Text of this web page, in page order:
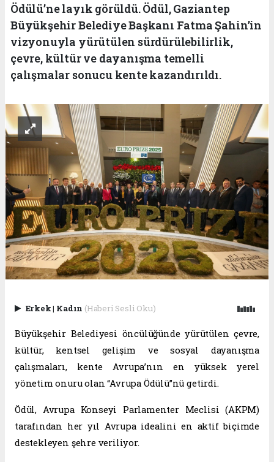
Ödülü’ne layık görüldü. Ödül, Gaziantep
Büyükşehir Belediye Başkanı Fatma Şahin’in
vizyonuyla yürütülen sürdürülebilirlik,
çevre, kültür ve dayanışma temelli
çalışmalar sonucu kente kazandırıldı.
Erkek| Kadın (Haberi Sesli Oku)
Büyükşehir Belediyesi öncülüğünde yürütülen çevre,
kültür, kentsel gelişim ve sosyal dayanışma
çalışmaları, kente Avrupa’nın en yüksek yerel
yönetim onuru olan “Avrupa Ödülü”nü getirdi.
Ödül, Avrupa Konseyi Parlamenter Meclisi (AKPM)
tarafından her yıl Avrupa idealini en aktif biçimde
destekleyen şehre veriliyor.